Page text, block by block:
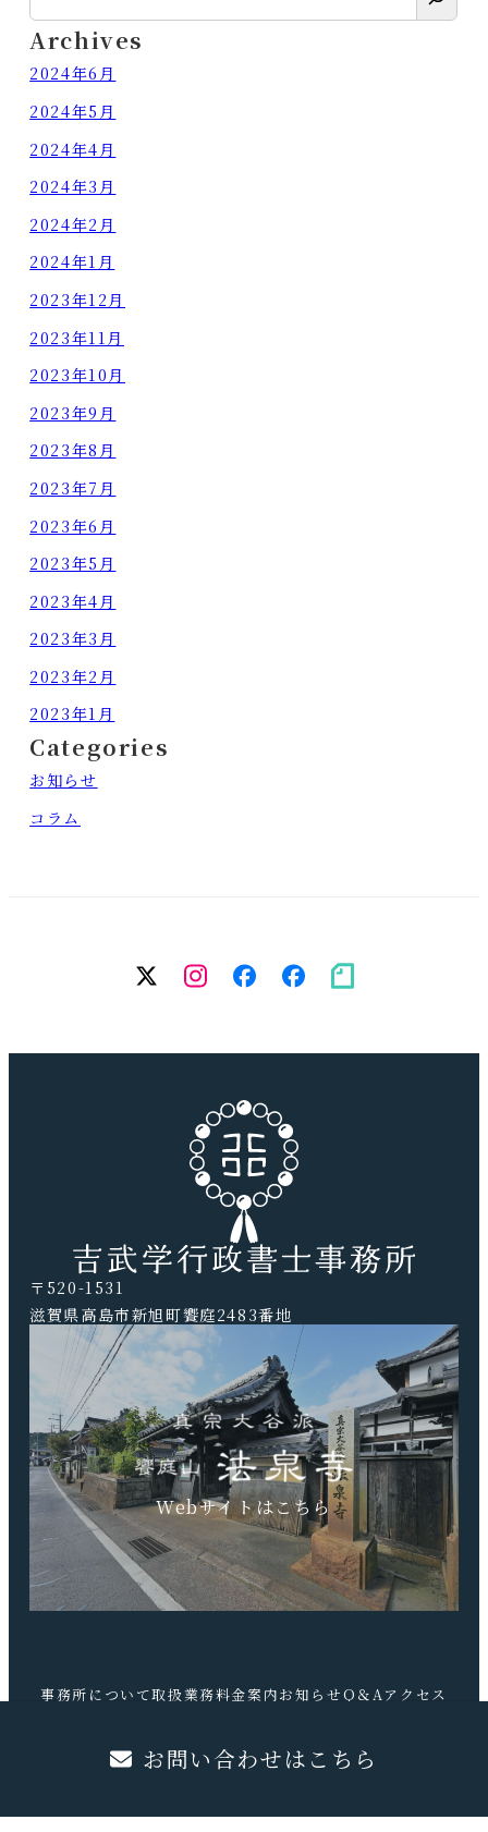
索
Archives
2024年6月
2024年5月
2024年4月
2024年3月
2024年2月
2024年1月
2023年12月
2023年11月
2023年10月
2023年9月
2023年8月
2023年7月
2023年6月
2023年5月
2023年4月
2023年3月
2023年2月
2023年1月
Categories
お知らせ
コラム
twitter
Instagram
facebook（個
人）
facebook（
務
note
〒520-1531
滋賀県高島市新旭町饗庭2483番地
TEL.0740-20-9041 FAX.0740-20-9042
Webサイトはこちら
事務所について取扱業務料金案内お知らせQ＆Aアクセス
お問い合わせはこちら